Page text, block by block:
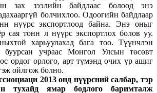
зах зээлийн байдлаас болоод энэ
болчихлоо. Одоогийн байдлаар
нүүрс экспортлоод байна. Энэ оныг
сая тонн л нүүрс экспортлох болов уу.
харьуулахад бага тоо. Түүнчлэн
буурсан учраас Монгол Улсын төсөвт
ордог орлого, арт түмэнд очих үр ашиг
ойлгож болно.
2013 онд нүүрсний салбар, тэр
тухайд ямар бодлого баримталж